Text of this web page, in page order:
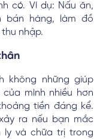
có. Ví dụ: Nấu ăn,
bán hàng, làm đồ
nhập.
không những giúp
mình nhiều hơn
tiền đáng kể.
ra nếu bạn mắc
ly và chữa trị trong